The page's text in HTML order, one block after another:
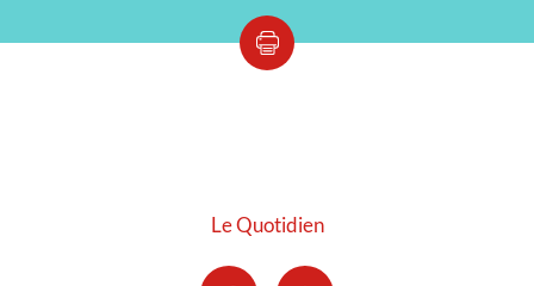
Le Quotidien